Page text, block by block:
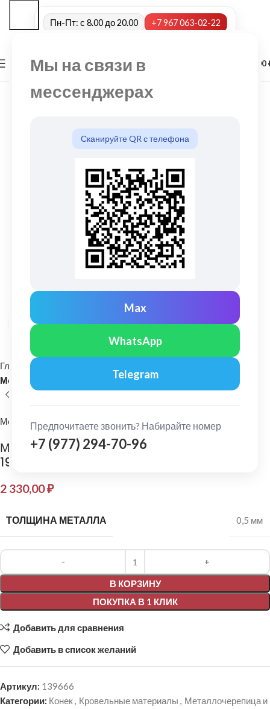
Мы на связи в
мессенджерах
Сканируйте QR с телефона
Max
WhatsApp
Telegram
Предпочитаете звонить? Набирайте номер
+7 (977) 294-70-96
Пн-Пт: с 8.00 до 20.00 +7 967 063-02-22
МЕНЮ 0,00
Нажмите, чтобы увеличить
Главная
Металлочерепица и комплектующие
МеталлПрофиль
МеталлПрофиль: Планка конька плоского
190х190 Norman 0,5 мм Ral 7024
2 330,00₽
ТОЛЩИНА МЕТАЛЛА 0,5 мм
В КОРЗИНУ
ПОКУПКА В 1 КЛИК
Alternative:
Добавить для сравнения
Добавить в список желаний
Артикул: 139666
Категории: Конек, Кровельные материалы , Металлочерепица и